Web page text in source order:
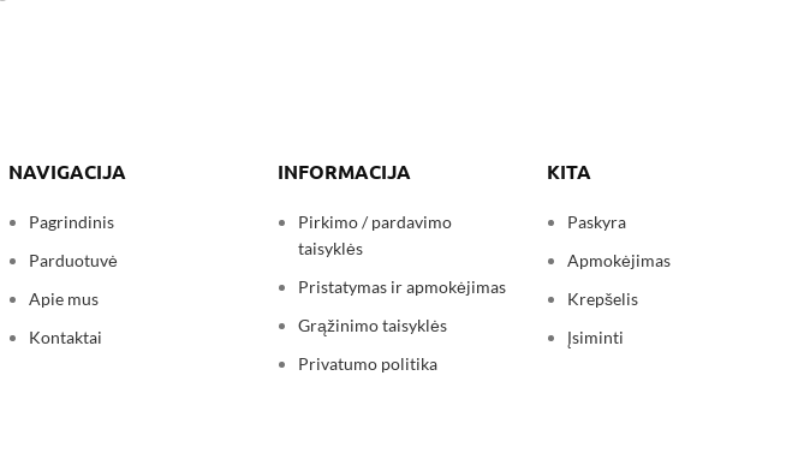
NAVIGACIJA
Pagrindinis
Parduotuvė
Apie mus
Kontaktai
INFORMACIJA
Pirkimo / pardavimo
taisyklės
Pristatymas ir apmokėjimas
Grąžinimo taisyklės
Privatumo politika
KITA
Paskyra
Apmokėjimas
Krepšelis
Įsiminti